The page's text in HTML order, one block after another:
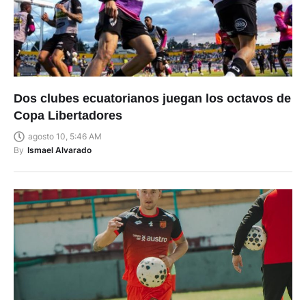
Copa Libertadores
agosto 10, 5:46 AM
By Ismael Alvarado